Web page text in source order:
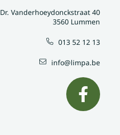
Dr. Vanderhoeydonckstraat 40
3560 Lummen
013 52 12 13
info@limpa.be